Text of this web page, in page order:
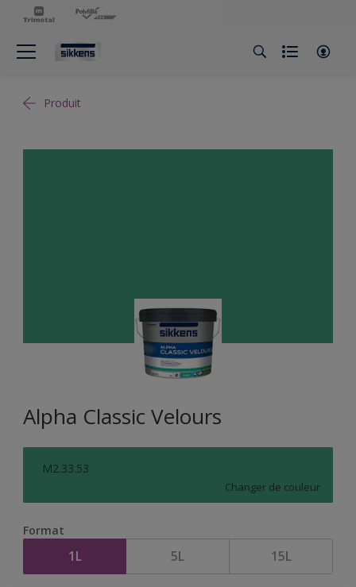
Produit
Alpha Classic Velours
M2.33.53
Changer de couleur
Format
1L 5L 15L